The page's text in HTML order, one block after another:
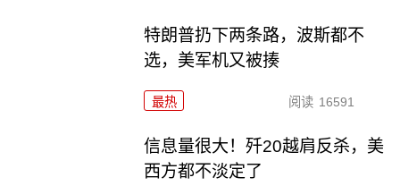
特朗普扔下两条路，波斯都不
选，美军机又被揍
最热 阅读 16591
信息量很大！歼20越肩反杀，美
西方都不淡定了